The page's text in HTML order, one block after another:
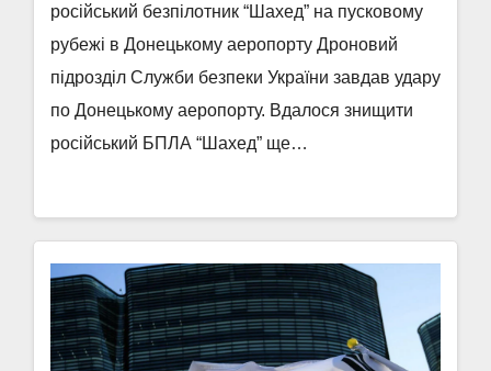
російський безпілотник “Шахед” на пусковому
рубежі в Донецькому аеропорту Дроновий
підрозділ Служби безпеки України завдав удару
по Донецькому аеропорту. Вдалося знищити
російський БПЛА “Шахед” ще…